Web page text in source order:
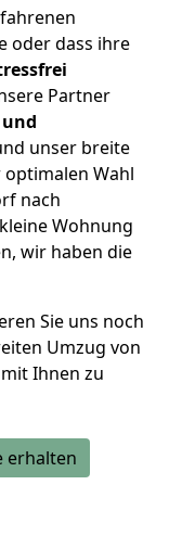
oder dass ihre
Partner
unser breite
Wahl
nach
Wohnung
wir haben die
Sie uns noch
Umzug von
Ihnen zu
erhalten